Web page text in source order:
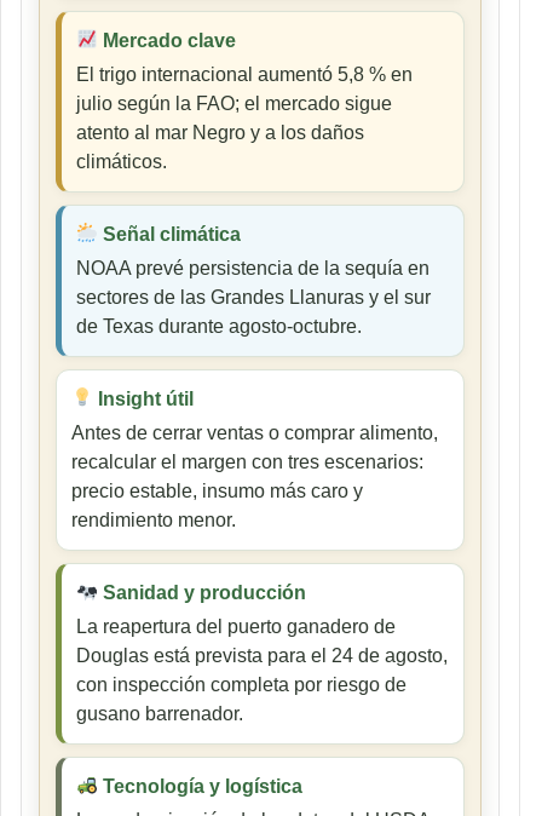
Mercado clave
El trigo internacional aumentó 5,8 % en
julio según la FAO; el mercado sigue
atento al mar Negro y a los daños
climáticos.
Señal climática
NOAA prevé persistencia de la sequía en
sectores de las Grandes Llanuras y el sur
de Texas durante agosto-octubre.
Insight útil
Antes de cerrar ventas o comprar alimento,
recalcular el margen con tres escenarios:
precio estable, insumo más caro y
rendimiento menor.
Sanidad y producción
La reapertura del puerto ganadero de
Douglas está prevista para el 24 de agosto,
con inspección completa por riesgo de
gusano barrenador.
Tecnología y logística